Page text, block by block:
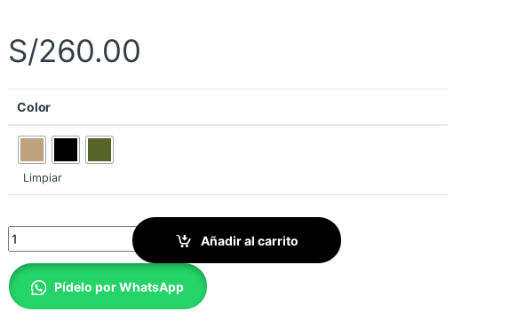
S/260.00
Color
Limpiar
Esdy Modelo C209 Caña Baja quantity
Añadir al carrito
Pídelo por WhatsApp